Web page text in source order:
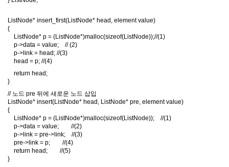
ListNode* insert_first(ListNode* head, element value)
{
ListNode* p = (ListNode*)malloc(sizeof(ListNode));//(1)
p->data = value; // (2)
p->link = head; //(3)
head = p; //(4)
return head;
}
// 노드 pre 뒤에 새로운 노드 삽입
ListNode* insert(ListNode* head, ListNode* pre, element value)
{
ListNode* p = (ListNode*)malloc(sizeof(ListNode)); //(1)
p->data = value; //(2)
p->link = pre->link; //(3)
pre->link = p; //(4)
return head; //(5)
}